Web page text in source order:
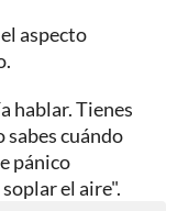
aspecto
hablar. Tienes
sabes cuándo
pánico
el aire".